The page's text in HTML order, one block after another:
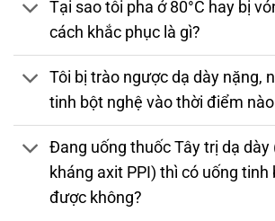
Tại sao tôi pha ở 80°C hay bị
cách khắc phục là gì?
Tôi bị trào ngược dạ dày nặng,
tinh bột nghệ vào thời điểm
Đang uống thuốc Tây trị dạ
kháng axit PPI) thì có uống tinh
được không?